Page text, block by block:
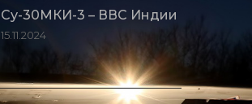
Су-30МКИ-3 – ВВС Индии
15.11.2024